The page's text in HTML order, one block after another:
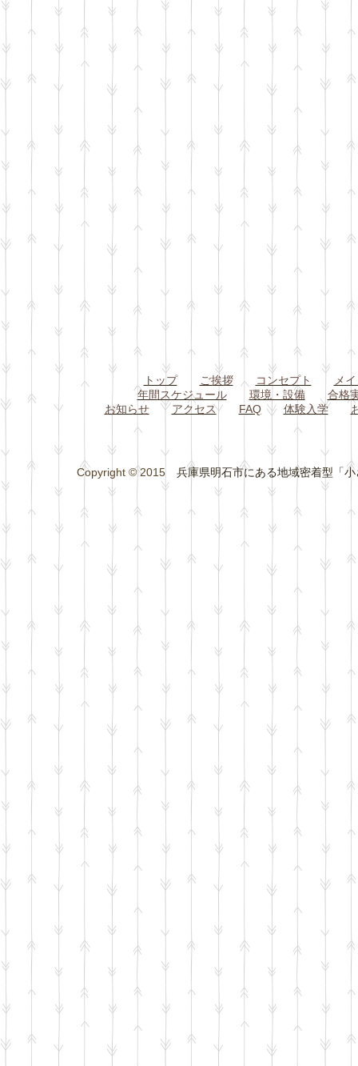
トップ ご挨拶 コンセプト
メ
年間スケジュール
環境・設備
合格
お知らせ
アクセス FAQ 体験入学
Copyright © 2015 兵庫県明石市にある地域密着型「